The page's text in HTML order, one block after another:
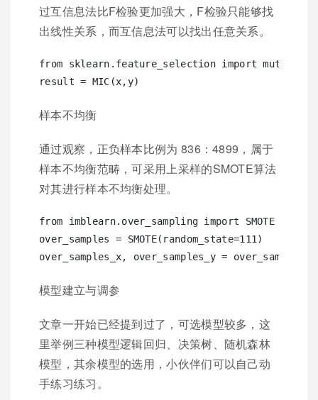
过互信息法比F检验更加强大，F检验只能够找
出线性关系，而互信息法可以找出任意关系。
from sklearn.feature_selection import
样本不均衡
通过观察，正负样本比例为 836：4899，属于
样本不均衡范畴，可采用上采样的SMOTE算法
对其进行样本不均衡处理。
from imblearn.over_sampling import SMOTE
over_samples = SMOTE(random_state=111)
模型建立与调参
文章一开始已经提到过了，可选模型较多，这
里举例三种模型逻辑回归、决策树、随机森林
模型，其余模型的选用，小伙伴们可以自己动
手练习练习。